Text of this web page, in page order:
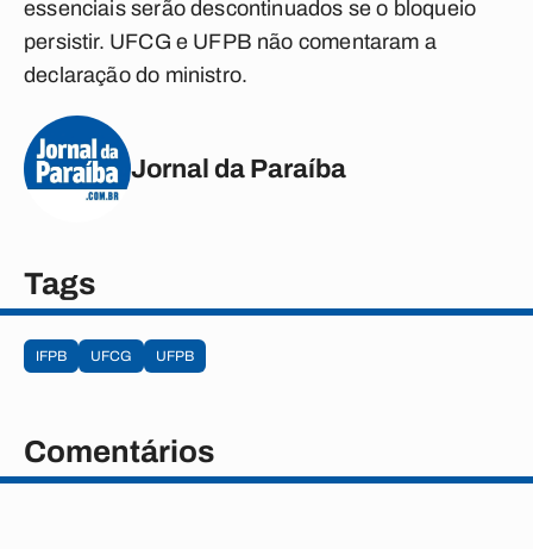
essenciais serão descontinuados se o bloqueio
persistir. UFCG e UFPB não comentaram a
declaração do ministro.
Jornal da Paraíba
Tags
IFPB UFCG UFPB
Comentários